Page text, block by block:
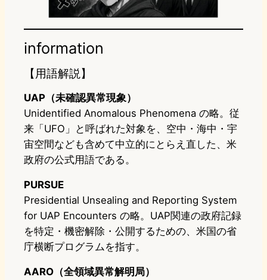
information
【用語解説】
UAP（未確認異常現象）
Unidentified Anomalous Phenomena の略。従
来「UFO」と呼ばれた対象を、空中・海中・宇
宙空間なども含めて中立的にとらえ直した、米
政府の公式用語である。
PURSUE
Presidential Unsealing and Reporting System
for UAP Encounters の略。UAP関連の政府記録
を特定・機密解除・公開するための、米国の省
庁横断プログラムを指す。
AARO（全領域異常解明局）